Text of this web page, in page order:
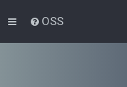
OSS